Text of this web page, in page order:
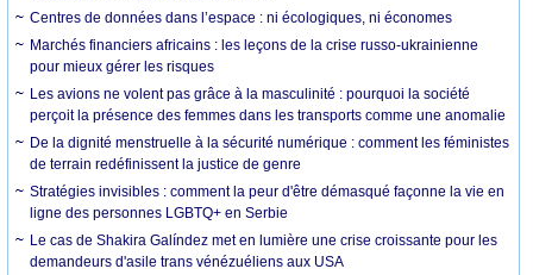
Centres de données dans l’espace : ni écologiques, ni économes
Marchés financiers africains : les leçons de la crise russo-ukrainienne
pour mieux gérer les risques
Les avions ne volent pas grâce à la masculinité : pourquoi la société
perçoit la présence des femmes dans les transports comme une anomalie
De la dignité menstruelle à la sécurité numérique : comment les féministes
de terrain redéfinissent la justice de genre
Stratégies invisibles : comment la peur d'être démasqué façonne la vie en
ligne des personnes LGBTQ+ en Serbie
Le cas de Shakira Galíndez met en lumière une crise croissante pour les
demandeurs d'asile trans vénézuéliens aux USA